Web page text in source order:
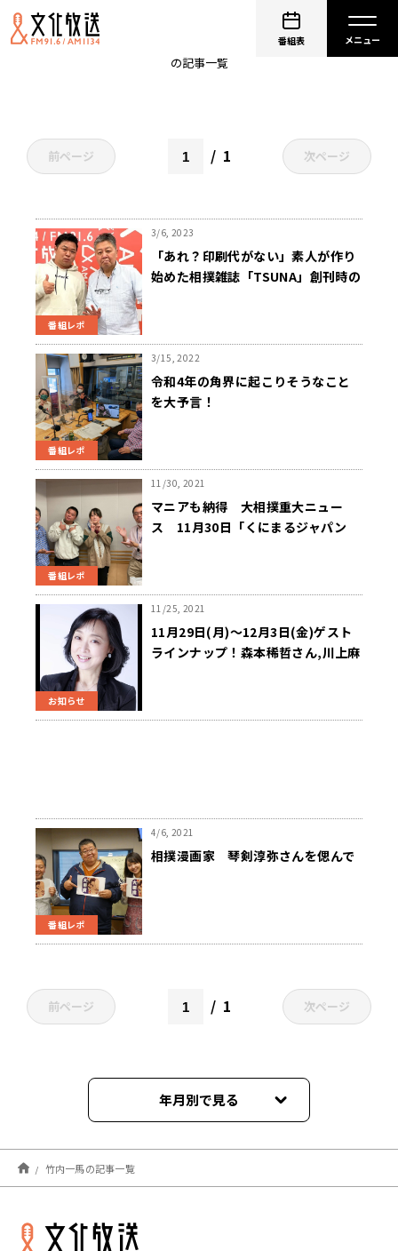
番組表
の記事一覧
前ページ 1 次ページ
番組レポ
3/6, 2023
「あれ？印刷代がない」素人が作り
始めた相撲雑誌「TSUNA」創刊時の
番組レポ
3/15, 2022
令和4年の角界に起こりそうなこと
を大予言！
番組レポ
11/30, 2021
マニアも納得 大相撲重大ニュー
ス 11月30日「くにまるジャパン
お知らせ
11/25, 2021
11月29日(月)～12月3日(金)ゲスト
ラインナップ！森本稀哲さん,川上麻
番組レポ
4/6, 2021
相撲漫画家 琴剣淳弥さんを偲んで
前ページ 1 次ページ
年月別で見る
2023年03月
2022年03月
2021年11月
竹内一馬の記事一覧